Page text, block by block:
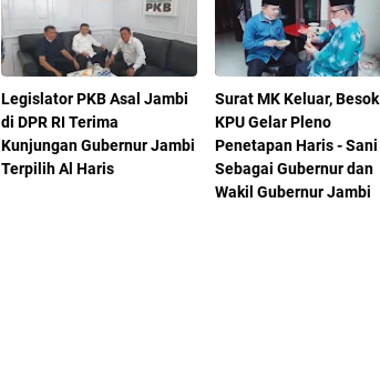
Legislator PKB Asal Jambi
di DPR RI Terima
Kunjungan Gubernur Jambi
Terpilih Al Haris
Surat MK Keluar, Besok
KPU Gelar Pleno
Penetapan Haris - Sani
Sebagai Gubernur dan
Wakil Gubernur Jambi